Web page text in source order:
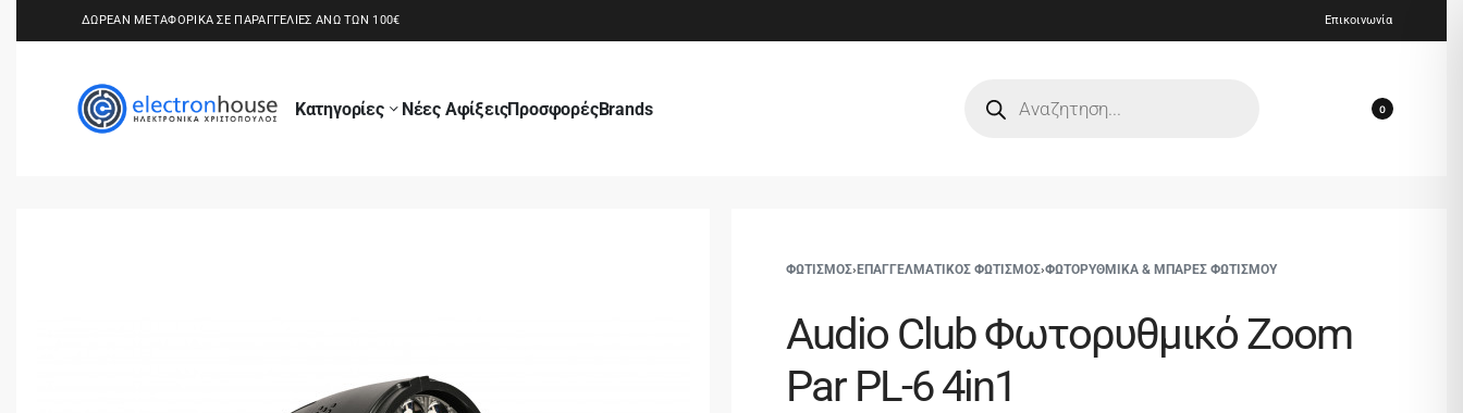
ΔΩΡΕΑΝ ΜΕΤΑΦΟΡΙΚΑ ΣΕ ΠΑΡΑΓΓΕΛΙΕΣ ΑΝΩ ΤΩΝ 100€ Επικοινωνία
Κατηγορίες Νέες ΑφίξειςΠροσφορέςBrands 0
ΦΩΤΙΣΜΟΣ› ΕΠΑΓΓΕΛΜΑΤΙΚΟΣ ΦΩΤΙΣΜΟΣ›ΦΩΤΟΡΥΘΜΙΚΑ & ΜΠΑΡΕΣ ΦΩΤΙΣΜΟΥ
Audio Club Φωτορυθμικό Zoom
Par PL-6 4in1